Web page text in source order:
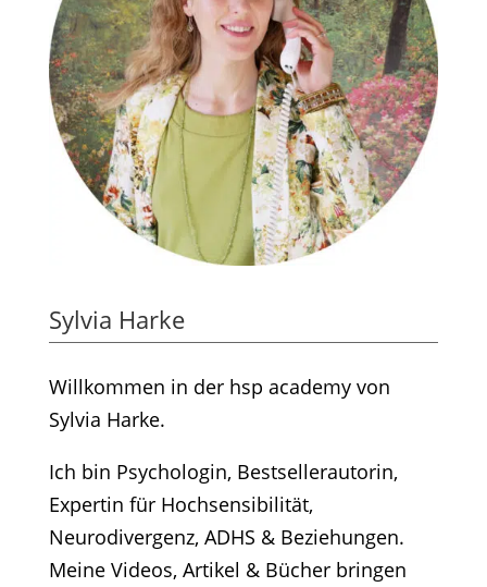
Sylvia Harke
Willkommen in der hsp academy von
Sylvia Harke.
Ich bin Psychologin, Bestsellerautorin,
Expertin für Hochsensibilität,
Neurodivergenz, ADHS & Beziehungen.
Meine Videos, Artikel & Bücher bringen